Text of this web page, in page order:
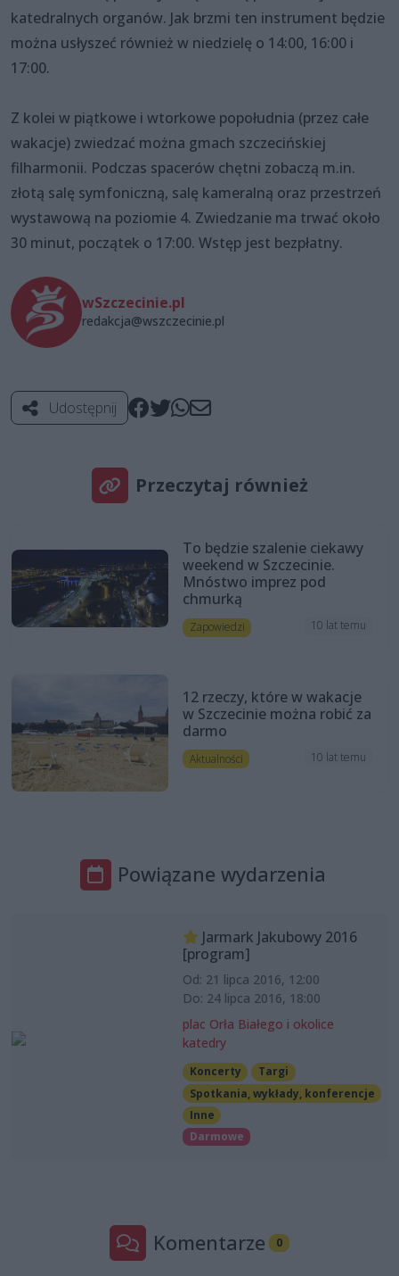
katedralnych organów. Jak brzmi ten instrument będzie
można usłyszeć również w niedzielę o 14:00, 16:00 i
17:00.
Z kolei w piątkowe i wtorkowe popołudnia (przez całe
wakacje) zwiedzać można gmach szczecińskiej
filharmonii. Podczas spacerów chętni zobaczą m.in.
złotą salę symfoniczną, salę kameralną oraz przestrzeń
wystawową na poziomie 4. Zwiedzanie ma trwać około
30 minut, początek o 17:00. Wstęp jest bezpłatny.
wSzczecinie.pl
redakcja@wszczecinie.pl
Udostępnij
Przeczytaj również
To będzie szalenie ciekawy
weekend w Szczecinie.
Mnóstwo imprez pod
chmurką
Zapowiedzi 10 lat temu
12 rzeczy, które w wakacje
w Szczecinie można robić za
darmo
Aktualności 10 lat temu
Powiązane wydarzenia
Jarmark Jakubowy 2016
[program]
Od: 21 lipca 2016, 12:00
Do: 24 lipca 2016, 18:00
plac Orła Białego i okolice
katedry
Koncerty
Targi
Spotkania, wykłady, konferencje
Inne
Darmowe
Komentarze 0